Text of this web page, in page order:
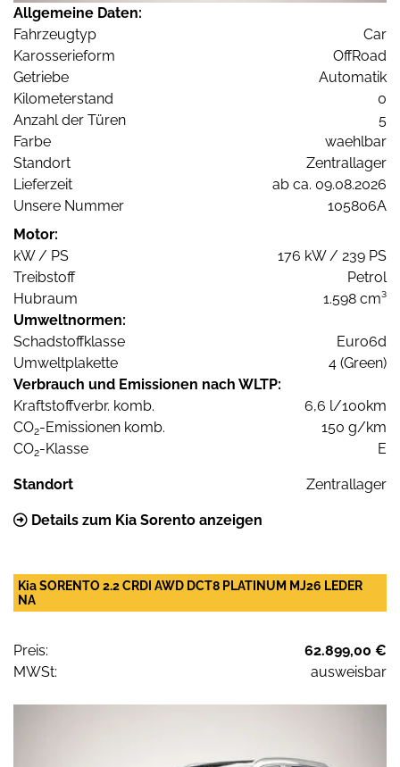
Allgemeine Daten:
Fahrzeugtyp
Car
Karosserieform
OffRoad
Getriebe
Automatik
Kilometerstand
0
Anzahl der Türen
5
Farbe
waehlbar
Standort
Zentrallager
Lieferzeit
ab ca. 09.08.2026
Unsere Nummer
105806A
Motor:
kW / PS
176 kW / 239 PS
Treibstoff
Petrol
Hubraum
1.598 cm³
Umweltnormen:
Schadstoffklasse
Euro6d
Umweltplakette
4 (Green)
Verbrauch und Emissionen nach WLTP:
Kraftstoffverbr. komb.
6,6 l/100km
CO2-Emissionen komb.
150 g/km
CO2-Klasse E
Standort Zentrallager
Details zum Kia Sorento anzeigen
Kia SORENTO 2.2 CRDI AWD DCT8 PLATINUM MJ26 LEDER
NA
Preis:
62.899,00 €
MWSt:
ausweisbar